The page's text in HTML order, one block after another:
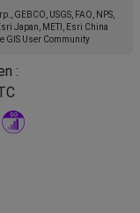
GEBCO, USGS, FAO, NPS,
Japan, METI, Esri China
GIS User Community
: